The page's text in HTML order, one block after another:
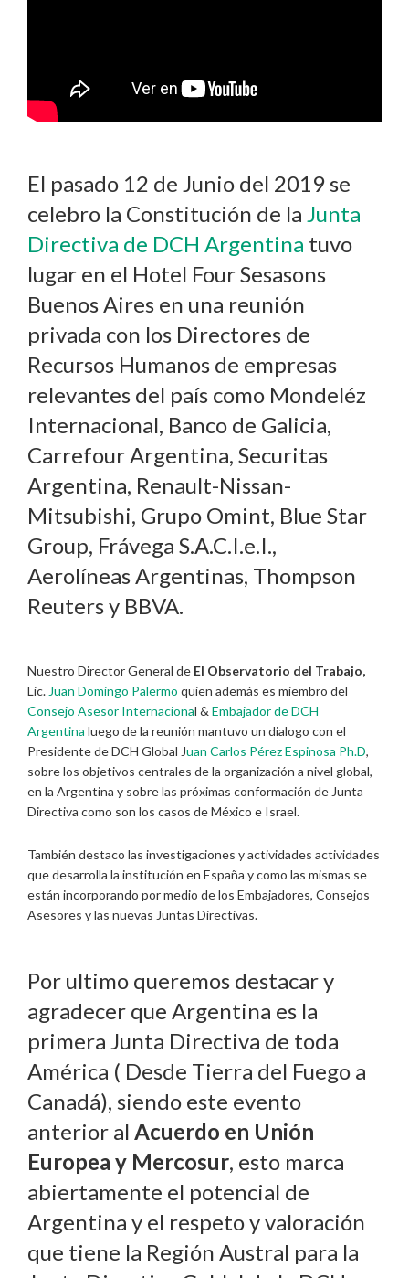
El pasado 12 de Junio del 2019 se
celebro la Constitución de la Junta
Directiva de DCH Argentina tuvo
lugar en el Hotel Four Sesasons
Buenos Aires en una reunión
privada con los Directores de
Recursos Humanos de empresas
relevantes del país como Mondeléz
Internacional, Banco de Galicia,
Carrefour Argentina, Securitas
Argentina, Renault-Nissan-
Mitsubishi, Grupo Omint, Blue Star
Group, Frávega S.A.C.I.e.I.,
Aerolíneas Argentinas, Thompson
Reuters y BBVA.
Nuestro Director General de El Observatorio del Trabajo,
Lic. Juan Domingo Palermo quien además es miembro del
Consejo Asesor Internacional & Embajador de DCH
Argentina luego de la reunión mantuvo un dialogo con el
Presidente de DCH Global Juan Carlos Pérez Espinosa Ph.D,
sobre los objetivos centrales de la organización a nivel global,
en la Argentina y sobre las próximas conformación de Junta
Directiva como son los casos de México e Israel.
También destaco las investigaciones y actividades actividades
que desarrolla la institución en España y como las mismas se
están incorporando por medio de los Embajadores, Consejos
Asesores y las nuevas Juntas Directivas.
Por ultimo queremos destacar y
agradecer que Argentina es la
primera Junta Directiva de toda
América ( Desde Tierra del Fuego a
Canadá), siendo este evento
anterior al Acuerdo en Unión
Europea y Mercosur, esto marca
abiertamente el potencial de
Argentina y el respeto y valoración
que tiene la Región Austral para la